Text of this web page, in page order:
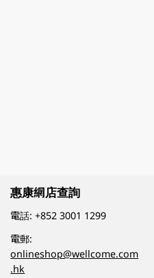
惠康網店查詢
電話:+852 3001 1299
電郵:
onlineshop@wellcome.com
.hk